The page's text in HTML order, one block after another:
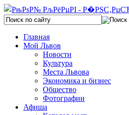
Главная
Мой Львов
Новости
Культура
Места Львова
Экономика и бизнес
Общество
Фотографии
Афиша